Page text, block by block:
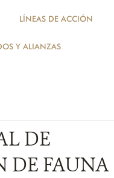
LÍNEAS DE ACCIÓN
Y ALIANZAS
DE
DE FAUNA